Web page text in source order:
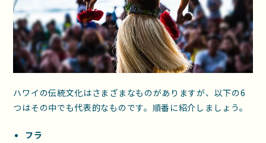
ハワイの伝統文化はさまざまなものがありますが、以下の6
つはその中でも代表的なものです。順番に紹介しましょう。
フラ